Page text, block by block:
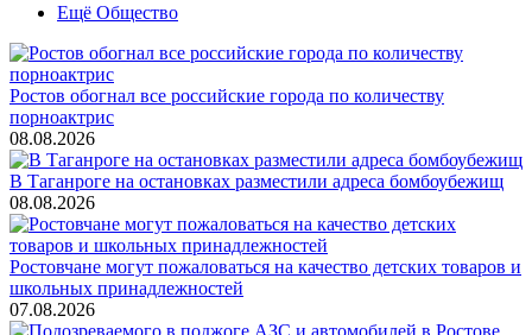
Ещё Общество
Ростов обогнал все российские города по количеству
порноактрис
08.08.2026
В Таганроге на остановках разместили адреса бомбоубежищ
08.08.2026
Ростовчане могут пожаловаться на качество детских товаров и
школьных принадлежностей
07.08.2026